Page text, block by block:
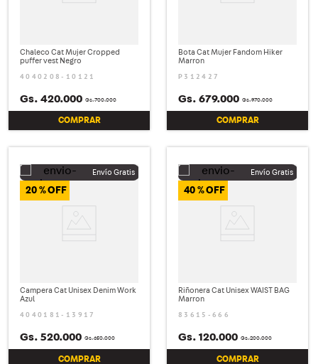
Chaleco Cat Mujer Cropped
puffer vest Negro
4040208-10121
Gs.700.000
Gs. 420.000
COMPRAR
Bota Cat Mujer Fandom Hiker
Marron
P312427
Gs.970.000
Gs. 679.000
COMPRAR
20 %
Campera Cat Unisex Denim Work
Azul
4040181-13917
Gs.650.000
Gs. 520.000
COMPRAR
40 %
Riñonera Cat Unisex WAIST BAG
Marron
83615-666
Gs.200.000
Gs. 120.000
COMPRAR